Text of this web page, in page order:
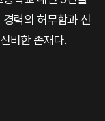
력의 허무함과 신
비한 존재다.